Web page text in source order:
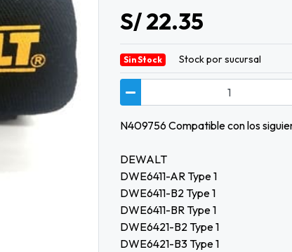
S/ 22.35
Sin Stock Stock por sucursal
N409756 Compatible con los
DEWALT
DWE6411-AR Type 1
DWE6411-B2 Type 1
DWE6411-BR Type 1
DWE6421-B2 Type 1
DWE6421-B3 Type 1